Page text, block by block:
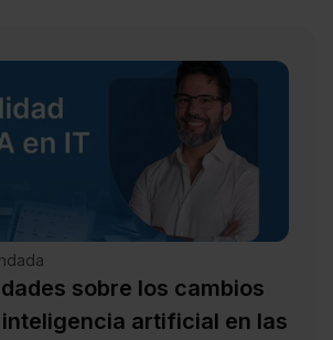
sobre los cambios
artificial en las